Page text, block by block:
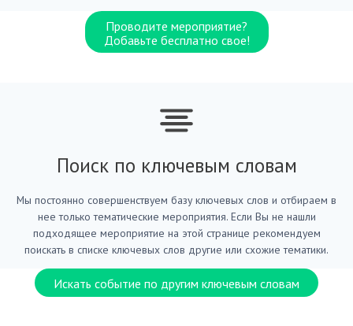
Проводите мероприятие?
Добавьте бесплатно свое!
Поиск по ключевым словам
Мы постоянно совершенствуем базу ключевых слов и отбираем в
нее только тематические мероприятия. Если Вы не нашли
подходящее мероприятие на этой странице рекомендуем
поискать в списке ключевых слов другие или схожие тематики.
Искать событие по другим ключевым словам